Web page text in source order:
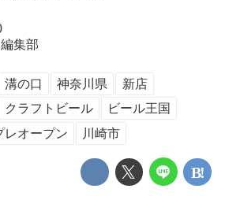
集部
溝の口 神奈川県
新店
クラフトビール
ビール王国
レオープン 川崎市